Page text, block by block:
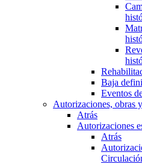
Baja
Eventos
Autorizaciones, obras
Atrás
Autorizaciones
Atrás